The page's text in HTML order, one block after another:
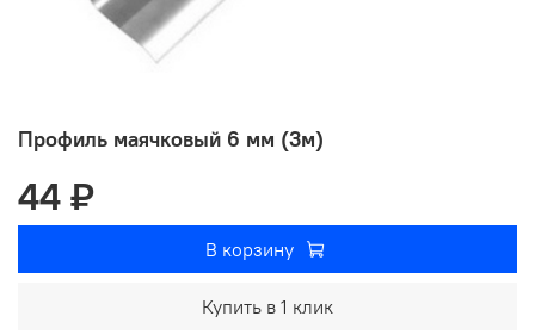
Профиль маячковый 6 мм (3м)
44 ₽
В корзину
Купить в 1 клик